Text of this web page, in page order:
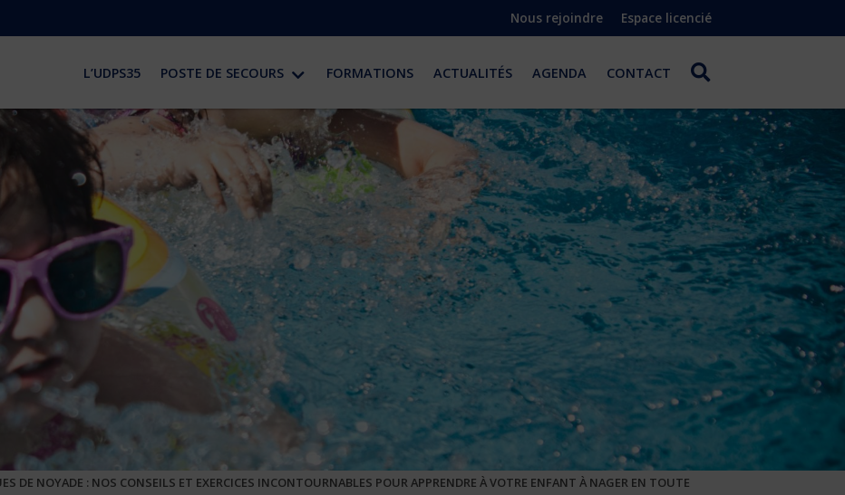
Nous rejoindre Espace licencié
L’UDPS35 POSTE DE SECOURS FORMATIONS ACTUALITÉS AGENDA CONTACT
DE NOYADE : NOS CONSEILS ET EXERCICES INCONTOURNABLES POUR APPRENDRE À VOTRE ENFANT À NAGER EN TOUTE